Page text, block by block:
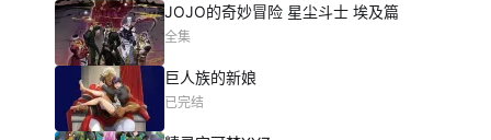
JOJO的奇妙冒险 星尘斗士 埃及篇
全集
巨人族的新娘
已完结